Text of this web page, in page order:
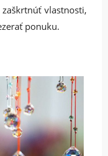
vlastnosti,
ponuku.